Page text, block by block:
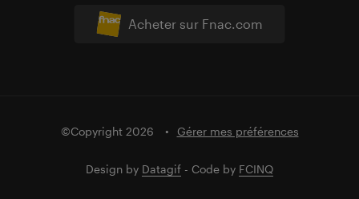
Acheter sur Fnac.com
©Copyright 2026 Gérer mes préférences
Design by Datagif - Code by FCINQ